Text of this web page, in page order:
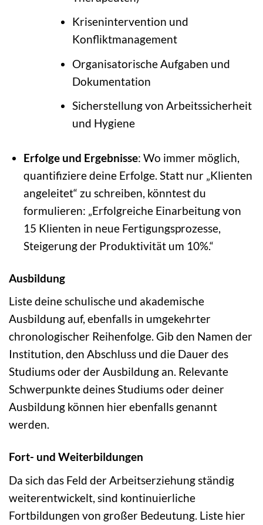
Krisenintervention und
Konfliktmanagement
Organisatorische Aufgaben und
Dokumentation
Sicherstellung von Arbeitssicherheit
und Hygiene
Erfolge und Ergebnisse: Wo immer möglich,
quantifiziere deine Erfolge. Statt nur „Klienten
angeleitet“ zu schreiben, könntest du
formulieren: „Erfolgreiche Einarbeitung von
15 Klienten in neue Fertigungsprozesse,
Steigerung der Produktivität um 10%.“
Ausbildung
Liste deine schulische und akademische
Ausbildung auf, ebenfalls in umgekehrter
chronologischer Reihenfolge. Gib den Namen der
Institution, den Abschluss und die Dauer des
Studiums oder der Ausbildung an. Relevante
Schwerpunkte deines Studiums oder deiner
Ausbildung können hier ebenfalls genannt
werden.
Fort- und Weiterbildungen
Da sich das Feld der Arbeitserziehung ständig
weiterentwickelt, sind kontinuierliche
Fortbildungen von großer Bedeutung. Liste hier